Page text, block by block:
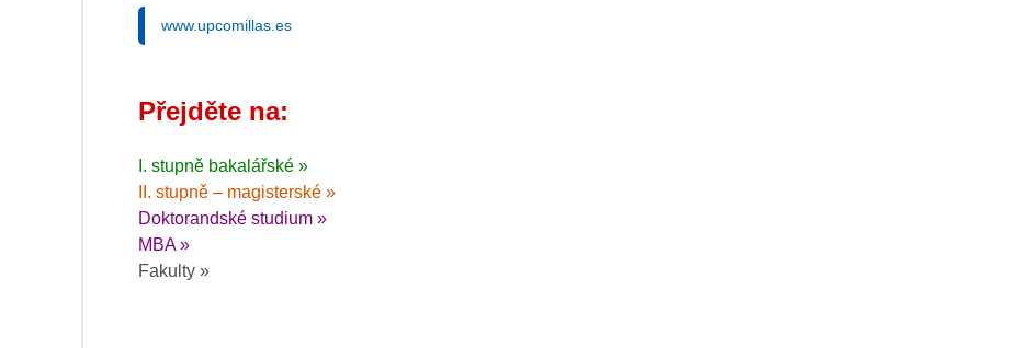
www.upcomillas.es
Přejděte na:
I. stupně bakalářské »
II. stupně – magisterské »
Doktorandské studium »
MBA »
Fakulty »